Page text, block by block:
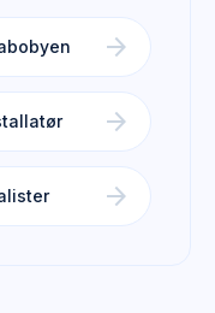
arrow_forward
arrow_forward
arrow_forward